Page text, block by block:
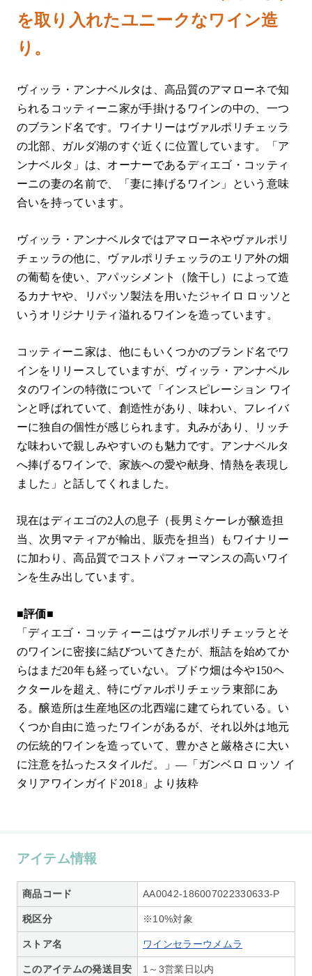
を取り入れたユニークなワイン造
り。
ヴィッラ・アンナベルタは、高品質のアマローネで知
られるコッティーニ家が手掛けるワインの中の、一つ
のブランド名です。ワイナリーはヴァルポリチェッラ
の北部、ガルダ湖のすぐ近くに位置しています。「ア
ンナベルタ」は、オーナーであるディエゴ・コッティ
ーニの妻の名前で、「妻に捧げるワイン」という意味
合いを持っています。
ヴィッラ・アンナベルタではアマローネやヴァルポリ
チェッラの他に、ヴァルポリチェッラのエリア外の畑
の葡萄を使い、アパッシメント（陰干し）によって造
るカナヤや、リパッソ製法を用いたジャイロ ロッソと
いうオリジナリティ溢れるワインを造っています。
コッティーニ家は、他にもいくつかのブランド名でワ
インをリリースしていますが、ヴィッラ・アンナベル
タのワインの特徴について「インスピレーション ワイ
ンと呼ばれていて、創造性があり、味わい、フレイバ
ーに独自の個性が感じられます。丸みがあり、リッチ
な味わいで親しみやすいのも魅力です。アンナベルタ
へ捧げるワインで、家族への愛や献身、情熱を表現し
ました」と話してくれました。
現在はディエゴの2人の息子（長男ミケーレが醸造担
当、次男マティアが輸出、販売を担当）もワイナリー
に加わり、高品質でコストパフォーマンスの高いワイ
ンを生み出しています。
■評価■
「ディエゴ・コッティーニはヴァルポリチェッラとそ
のワインに密接に結びついてきたが、瓶詰を始めてか
らはまだ20年も経っていない。ブドウ畑は今や150ヘ
クタールを超え、特にヴァルポリチェッラ東部にあ
る。醸造所は生産地区の北西端に建てられている。い
くつか自由に造ったワインがあるが、それ以外は地元
の伝統的ワインを造っていて、豊かさと厳格さに大い
に注意を払ったスタイルだ。」―「ガンベロ ロッソ イ
タリアワインガイド2018」より抜粋
アイテム情報
商品コード AA0042-186007022330633-P
税区分 ※10%対象
ストア名 ワインセラーウメムラ
このアイテムの発送目安 1～3営業日以内